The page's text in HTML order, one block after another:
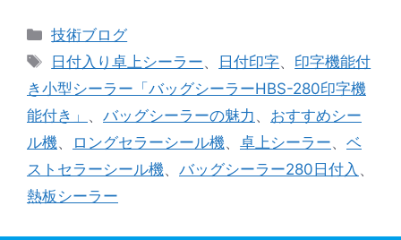
カ
テ
リ
ー
技術ブログ
タ
グ
日付入り卓上シーラー、 日付印字、 印字機能付
き小型シーラー「バッグシーラーHBS-280印字機
能付き」 、 バッグシーラーの魅力 、 おすすめシー
ル機、 ロングセラーシール機、 卓上シーラー、 ベ
ストセラーシール機、 バッグシーラー280日付入 、
熱板シーラー